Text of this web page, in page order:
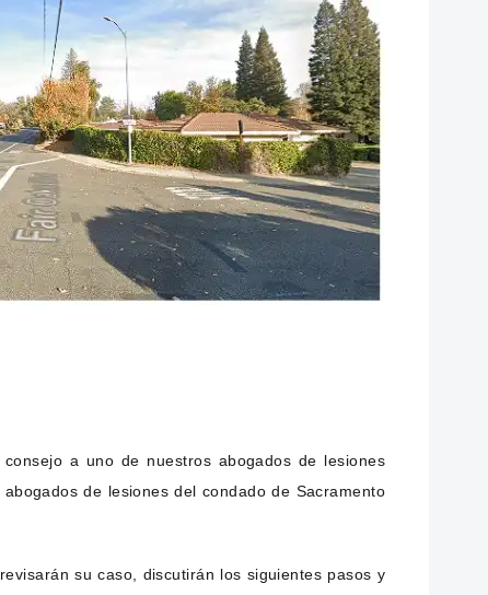
a uno de nuestros abogados de lesiones
de lesiones del condado de Sacramento
su caso, discutirán los siguientes pasos y